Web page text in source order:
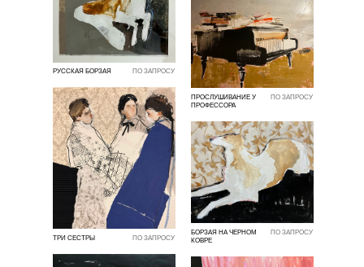
ПО ЗАПРОСУ
ТРИ СЕСТРЫ
ПО ЗАПРОСУ
ПРОСЛУШИВАНИЕ У
ПРОФЕССОРА
БОРЗАЯ НА ЧЕРНОМ
КОВРЕ
ПО ЗАПРОСУ
РУССКАЯ БОРЗАЯ ПО ЗАПРОСУ